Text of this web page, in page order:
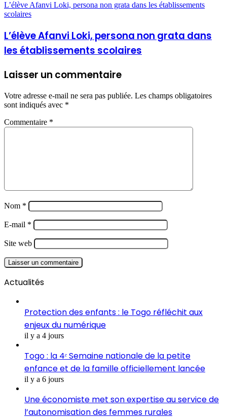
L’élève Afanvi Loki, persona non grata dans les établissements
scolaires
L’élève Afanvi Loki, persona non grata dans
les établissements scolaires
Laisser un commentaire
Votre adresse e-mail ne sera pas publiée. Les champs obligatoires
sont indiqués avec *
Commentaire *
Nom *
E-mail *
Site web
Actualités
Protection des enfants : le Togo réfléchit aux
enjeux du numérique
il y a 4 jours
Togo : la 4ᵉ Semaine nationale de la petite
enfance et de la famille officiellement lancée
il y a 6 jours
Une économiste met son expertise au service de
l’autonomisation des femmes rurales